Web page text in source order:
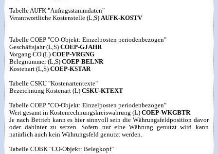
Tabelle AUFK "Aufragsstammdaten"
Verantwortliche Kostenstelle (L,S)AUFK-KOSTV
Tabelle COEP "CO-Objekt: Einzelposten periodenbezogen"
Geschäftsjahr (L,S)COEP-GJAHR
Vorgang CO (L)COEP-VRGNG
Belegnummer (L,S)COEP-BELNR
Kostenart (L,S)COEP-KSTAR
Tabelle CSKU "Kostenartentexte"
Bezeichnung Kostenart (L)CSKU-KTEXT
Tabelle COEP "CO-Objekt: Einzelposten periodenbezogen"
Wert gesamt in Kostenrechnungskreiswährung (L)COEP-WKGBTR
Je nach Betrieb kann es hier sinnvoll sein die Währungsfeldposition davor
oder dahinter zu setzen. Sofern nur eine Währung genutzt wird kann
natürlich auch kein Währungsfeld genutzt werden.
Tabelle COBK "CO-Objekt: Belegkopf"